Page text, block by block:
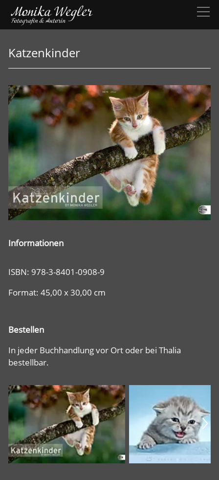
Katzenkinder
Informationen
ISBN: 978-3-8401-0908-9
Format: 45,00 x 30,00 cm
Bestellen
In jeder Buchhandlung vor Ort oder bei Thalia
bestellbar.